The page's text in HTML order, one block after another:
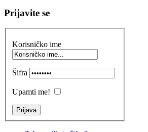
Prijavite se
Korisničko ime
Šifra
Upamti me!